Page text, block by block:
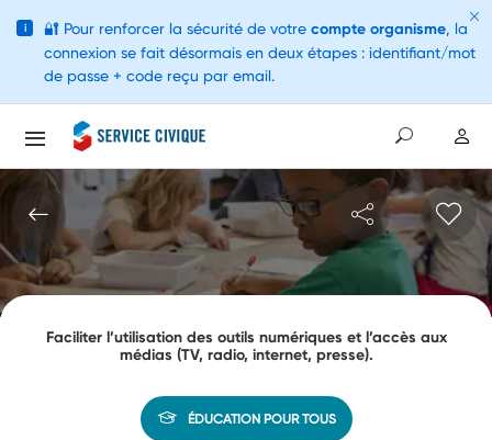
Faciliter l’utilisation des outils numériques et l’accès aux
médias (TV, radio, internet, presse).
ÉDUCATION POUR TOUS
i 🔐 Pour renforcer la sécurité de votre compte organisme, la
connexion se fait désormais en deux étapes : identifiant/mot
de passe + code reçu par email.